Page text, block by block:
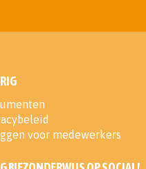
voor medewerkers